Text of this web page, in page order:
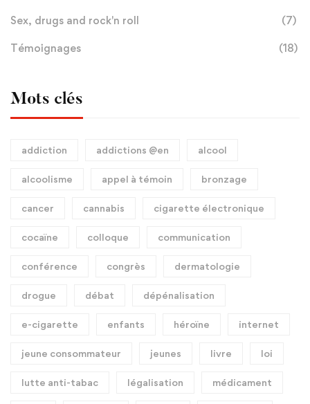
Sex, drugs and rock'n roll (7)
Témoignages (18)
Mots clés
addiction addictions @en alcool
alcoolisme appel à témoin bronzage
cancer cannabis cigarette électronique
cocaïne colloque communication
conférence congrès dermatologie
drogue débat dépénalisation
e-cigarette enfants héroïne internet
jeune consommateur jeunes livre loi
lutte anti-tabac légalisation médicament